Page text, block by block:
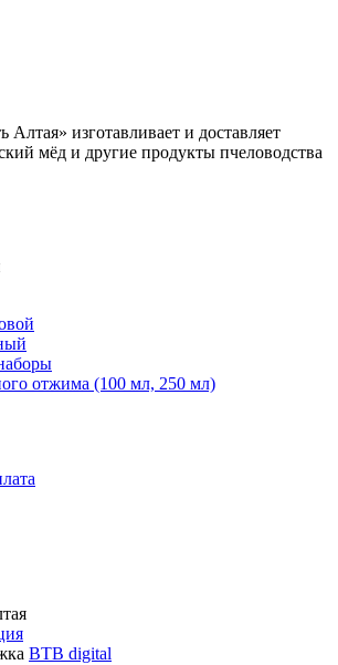
Алтая» изготавливает и доставляет
мёд и другие продукты пчеловодства
отжима (100 мл, 250 мл)
BTB digital